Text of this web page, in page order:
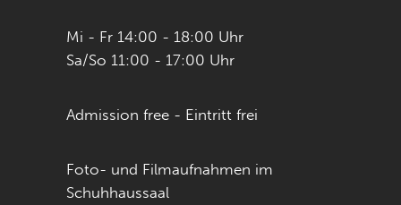
Mi - Fr 14:00 - 18:00 Uhr
Sa/So 11:00 - 17:00 Uhr
Admission free - Eintritt frei
Foto- und Filmaufnahmen im
Schuhhaussaal